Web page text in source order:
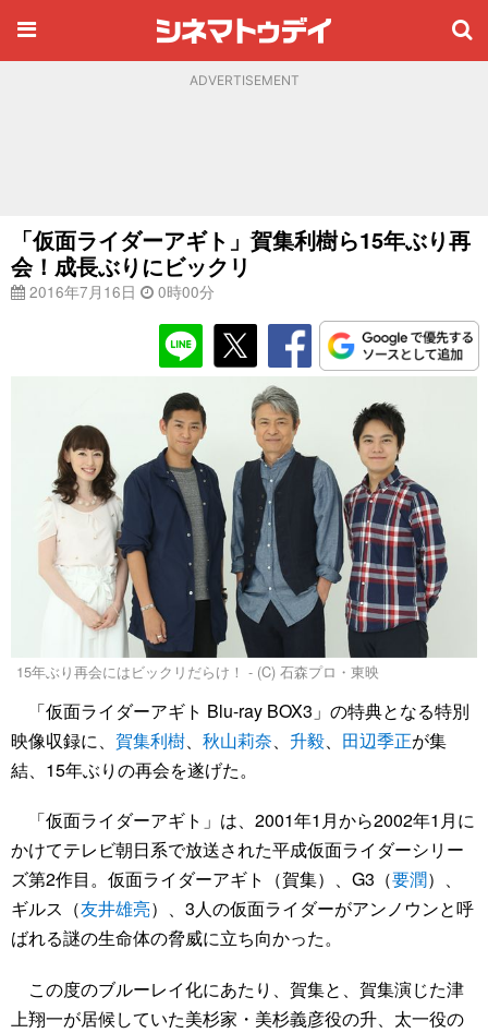
ADVERTISEMENT
「仮面ライダーアギト」賀集利樹ら15年ぶり再
会！成長ぶりにビックリ
2016年7月16日 0時00分
15年ぶり再会にはビックリだらけ！ - (C) 石森プロ・東映
「仮面ライダーアギト Blu-ray BOX3」の特典となる特別
映像収録に、 賀集利樹、 秋山莉奈、 升毅、 田辺季正が集
結、15年ぶりの再会を遂げた。
「仮面ライダーアギト」は、2001年1月から2002年1月に
かけてテレビ朝日系で放送された平成仮面ライダーシリー
ズ第2作目。仮面ライダーアギト（賀集）、G3（要潤）、
ギルス（友井雄亮）、3人の仮面ライダーがアンノウンと呼
ばれる謎の生命体の脅威に立ち向かった。
この度のブルーレイ化にあたり、賀集と、賀集演じた津
上翔一が居候していた美杉家・美杉義彦役の升、太一役の